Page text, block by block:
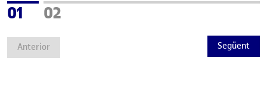
Anterior
Pàgina
01 Pàgina
02
Següent